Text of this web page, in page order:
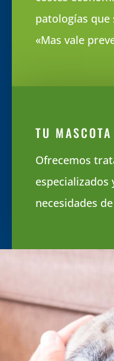
patologías que
«Mas vale
TU
Ofrecemos
especializados
necesidades